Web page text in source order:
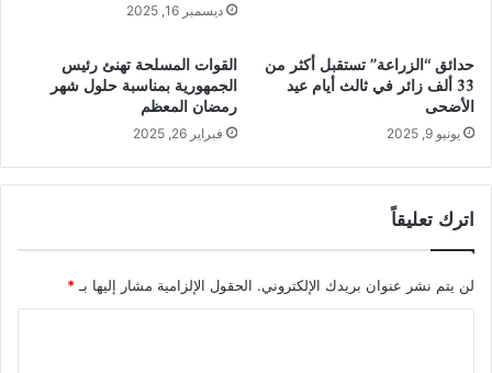
ديسمبر 16, 2025
حدائق “الزراعة” تستقبل أكثر من
33 ألف زائر في ثالث أيام عيد
الأضحى
يونيو 9, 2025
القوات المسلحة تهنئ رئيس
الجمهورية بمناسبة حلول شهر
رمضان المعظم
فبراير 26, 2025
اترك تعليقاً
لن يتم نشر عنوان بريدك الإلكتروني. الحقول الإلزامية مشار إليها بـ*